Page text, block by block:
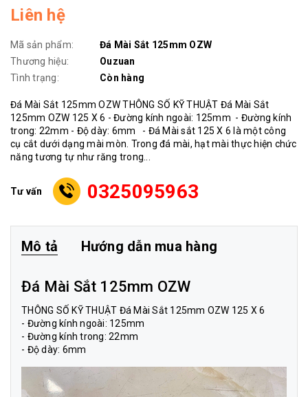
Liên hệ
Mã sản phẩm:
Đá Mài Sắt 125mm OZW
Thương hiệu:
Ouzuan
Tình trạng:
Còn hàng
Đá Mài Sắt 125mm OZW THÔNG SỐ KỸ THUẬT Đá Mài Sắt
125mm OZW 125 X 6 - Đường kính ngoài: 125mm - Đường kính
trong: 22mm - Độ dày: 6mm - Đá Mài sắt 125 X 6 là một công
cụ cắt dưới dạng mài mòn. Trong đá mài, hạt mài thực hiện chức
năng tương tự như răng trong...
Tư vấn 0325095963
Mô tả Hướng dẫn mua hàng
Đá Mài Sắt 125mm OZW
THÔNG SỐ KỸ THUẬT Đá Mài Sắt 125mm OZW 125 X 6
- Đường kính ngoài: 125mm
- Đường kính trong: 22mm
- Độ dày: 6mm